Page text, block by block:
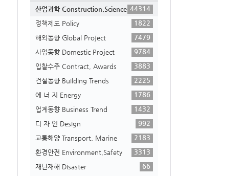
산업과학 Construction,Science 44314
정책제도 Policy
1822
해외동향 Global Project
7479
사업동향 Domestic Project
9784
입찰수주 Contract, Awards
3883
건설동향 Building Trends
2225
에 너 지 Energy
1786
업계동향 Business Trend
1432
디 자 인 Design
992
교통해양 Transport, Marine
2183
환경안전 Environment,Safety
3313
재난재해 Disaster
66